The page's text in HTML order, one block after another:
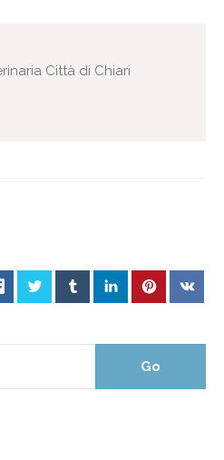
Città di Chiari